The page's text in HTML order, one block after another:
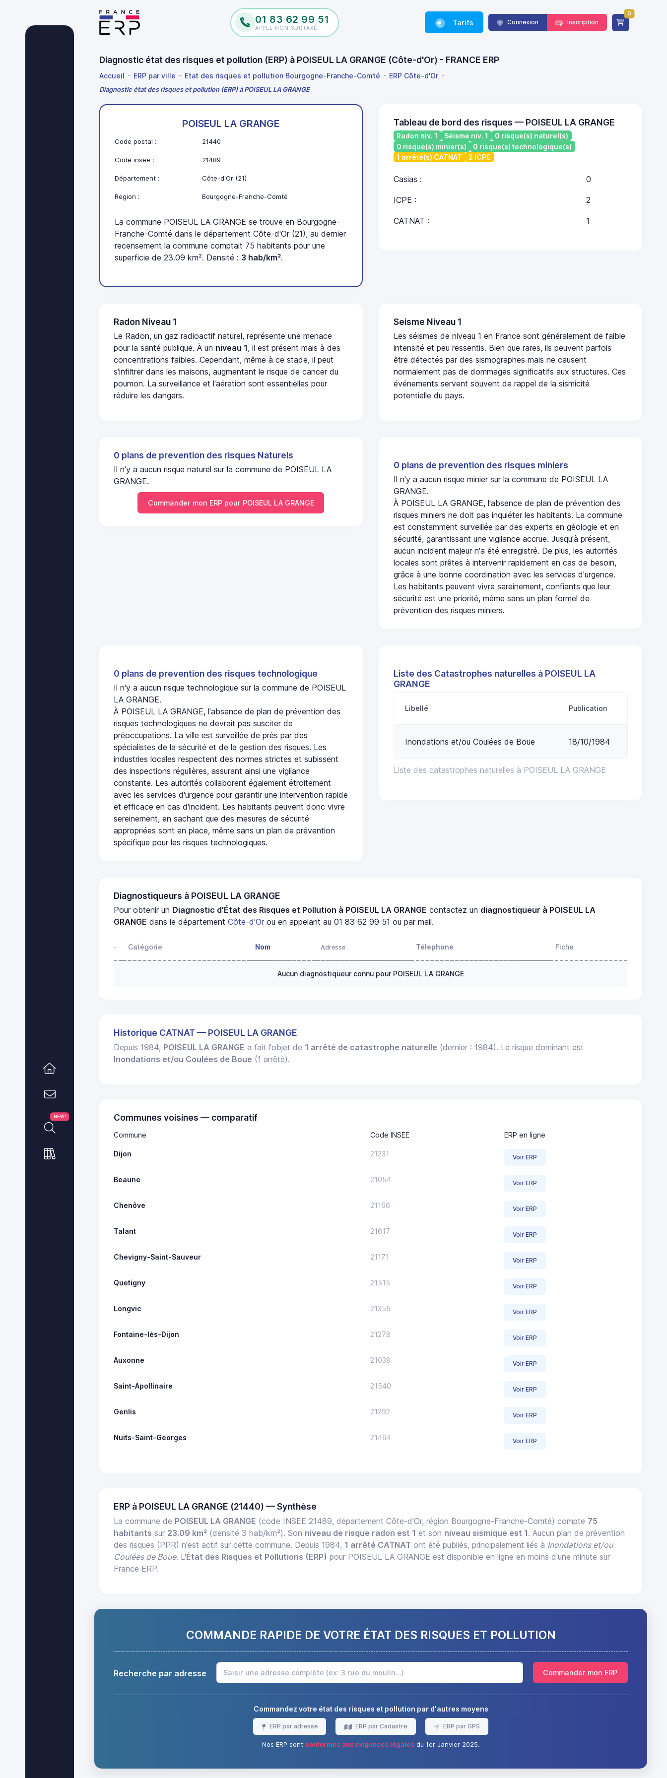
01 83 62 99 51
APPEL NON SURTAXÉ
Tarifs Connexion Inscription
0
Diagnostic état des risques et pollution (ERP) à POISEUL LA GRANGE (Côte-d'Or) - FRANCE ERP
Accueil ERP par ville Etat des risques et pollution Bourgogne-Franche-Comté ERP Côte-d'Or
Diagnostic état des risques et pollution (ERP) à POISEUL LA GRANGE
NEW!
POISEUL LA GRANGE
Code postal : 21440
Code insee : 21489
Département : Côte-d'Or (21)
Region : Bourgogne-Franche-Comté
La commune POISEUL LA GRANGE se trouve en Bourgogne-
Franche-Comté dans le département Côte-d'Or (21), au dernier
recensement la commune comptait 75 habitants pour une
superficie de 23.09 km². Densité : 3 hab/km².
Tableau de bord des risques — POISEUL LA GRANGE
Radon niv. 1 Séisme niv. 1
0 risque(s) naturel(s)
0 risque(s) minier(s)
0 risque(s) technologique(s)
1 arrêté(s) CATNAT
2 ICPE
Casias : 0
ICPE : 2
CATNAT : 1
Radon Niveau 1
Le Radon, un gaz radioactif naturel, représente une menace
pour la santé publique. À un niveau 1, il est présent mais à des
concentrations faibles. Cependant, même à ce stade, il peut
s'infiltrer dans les maisons, augmentant le risque de cancer du
poumon. La surveillance et l'aération sont essentielles pour
réduire les dangers.
Seisme Niveau 1
Les séismes de niveau 1 en France sont généralement de faible
intensité et peu ressentis. Bien que rares, ils peuvent parfois
être détectés par des sismographes mais ne causent
normalement pas de dommages significatifs aux structures. Ces
événements servent souvent de rappel de la sismicité
potentielle du pays.
0 plans de prevention des risques Naturels
Il n'y a aucun risque naturel sur la commune de POISEUL LA
GRANGE.
Commander mon ERP pour POISEUL LA GRANGE
0 plans de prevention des risques miniers
Il n'y a aucun risque minier sur la commune de POISEUL LA
GRANGE.
À POISEUL LA GRANGE, l'absence de plan de prévention des
risques miniers ne doit pas inquiéter les habitants. La commune
est constamment surveillée par des experts en géologie et en
sécurité, garantissant une vigilance accrue. Jusqu'à présent,
aucun incident majeur n'a été enregistré. De plus, les autorités
locales sont prêtes à intervenir rapidement en cas de besoin,
grâce à une bonne coordination avec les services d'urgence.
Les habitants peuvent vivre sereinement, confiants que leur
sécurité est une priorité, même sans un plan formel de
prévention des risques miniers.
0 plans de prevention des risques technologique
Il n'y a aucun risque technologique sur la commune de POISEUL
LA GRANGE.
À POISEUL LA GRANGE, l'absence de plan de prévention des
risques technologiques ne devrait pas susciter de
préoccupations. La ville est surveillée de près par des
spécialistes de la sécurité et de la gestion des risques. Les
industries locales respectent des normes strictes et subissent
des inspections régulières, assurant ainsi une vigilance
constante. Les autorités collaborent également étroitement
avec les services d'urgence pour garantir une intervention rapide
et efficace en cas d'incident. Les habitants peuvent donc vivre
sereinement, en sachant que des mesures de sécurité
appropriées sont en place, même sans un plan de prévention
spécifique pour les risques technologiques.
Liste des Catastrophes naturelles à POISEUL LA
GRANGE
Liste des catastrophes naturelles à POISEUL LA GRANGE
Libellé Publication
Inondations et/ou Coulées de Boue 18/10/1984
Diagnostiqueurs à POISEUL LA GRANGE
Pour obtenir un Diagnostic d'État des Risques et Pollution à POISEUL LA GRANGE contactez un diagnostiqueur à POISEUL LA
GRANGE dans le départementCôte-d'Or ou en appelant au 01 83 62 99 51 ou par mail.
- Catégorie Nom Adresse Télephone Fiche
Aucun diagnostiqueur connu pour POISEUL LA GRANGE
Historique CATNAT — POISEUL LA GRANGE
Depuis 1984, POISEUL LA GRANGE a fait l'objet de 1 arrêté de catastrophe naturelle (dernier : 1984). Le risque dominant est
Inondations et/ou Coulées de Boue (1 arrêté).
Communes voisines — comparatif
Commune Code INSEE ERP en ligne
Dijon 21231 Voir ERP
Beaune 21054 Voir ERP
Chenôve 21166 Voir ERP
Talant 21617 Voir ERP
Chevigny-Saint-Sauveur 21171 Voir ERP
Quetigny 21515 Voir ERP
Longvic 21355 Voir ERP
Fontaine-lès-Dijon 21278 Voir ERP
Auxonne 21038 Voir ERP
Saint-Apollinaire 21540 Voir ERP
Genlis 21292 Voir ERP
Nuits-Saint-Georges 21464 Voir ERP
ERP à POISEUL LA GRANGE (21440) — Synthèse
La commune de POISEUL LA GRANGE (code INSEE 21489, département Côte-d'Or, région Bourgogne-Franche-Comté) compte 75
habitants sur 23.09 km² (densité 3 hab/km²). Son niveau de risque radon est 1 et son niveau sismique est 1. Aucun plan de prévention
des risques (PPR) n'est actif sur cette commune. Depuis 1984, 1 arrêté CATNAT ont été publiés, principalement liés à Inondations et/ou
Coulées de Boue. L'État des Risques et Pollutions (ERP) pour POISEUL LA GRANGE est disponible en ligne en moins d'une minute sur
France ERP.
COMMANDE RAPIDE DE VOTRE ÉTAT DES RISQUES ET POLLUTION
Recherche par adresse Commander mon ERP
Commandez votre état des risques et pollution par d'autres moyens
ERP par adresse ERP par Cadastre ERP par GPS
Nos ERP sont conformes aux exigences légales du 1er Janvier 2025.